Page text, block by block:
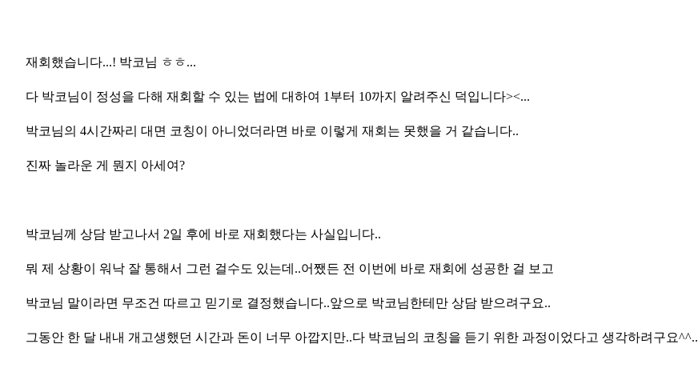
재회했습니다...! 박코님 ㅎㅎ...
다 박코님이 정성을 다해 재회할 수 있는 법에 대하여 1부터 10까지 알려주신 덕입니다><...
박코님의 4시간짜리 대면 코칭이 아니었더라면 바로 이렇게 재회는 못했을 거 같습니다..
진짜 놀라운 게 뭔지 아세여?
박코님께 상담 받고나서 2일 후에 바로 재회했다는 사실입니다..
뭐 제 상황이 워낙 잘 통해서 그런 걸수도 있는데..어쨌든 전 이번에 바로 재회에 성공한 걸 보고
박코님 말이라면 무조건 따르고 믿기로 결정했습니다..앞으로 박코님한테만 상담 받으려구요..
그동안 한 달 내내 개고생했던 시간과 돈이 너무 아깝지만..다 박코님의 코칭을 듣기 위한 과정이었다고 생각하려구요^^..